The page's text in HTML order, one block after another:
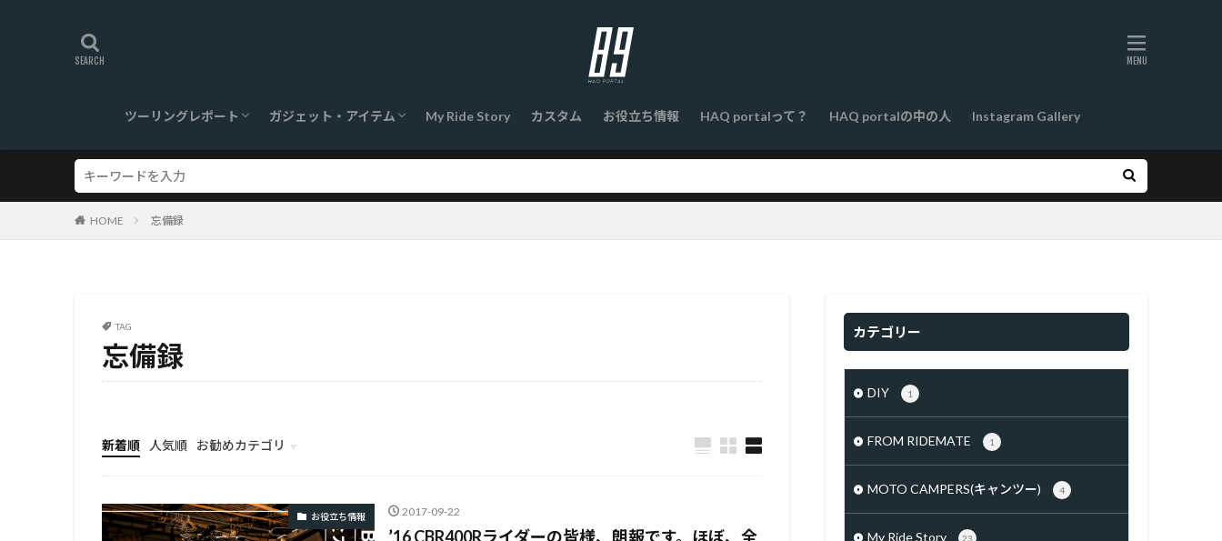
ツーリングレポート
旅ログ
ツーリングスポット
【360°】VR対応
ガジェット・アイテム
ツーリンググッズ
ガジェット
My Ride Story カスタム お役立ち情報 HAQ portalって？ HAQ portalの中の人 Instagram Gallery
HOME 忘備録
TAG
忘備録
新着順 人気順
お勧めカテゴリ
TOP
お役立ち情報 2017-09-22
’16 CBR400Rライダーの皆様、朗報です。ほぼ、全
カテゴリー
DIY 1
FROM RIDEMATE 1
MOTO CAMPERS(キャンツー) 4
My Ride Story 23